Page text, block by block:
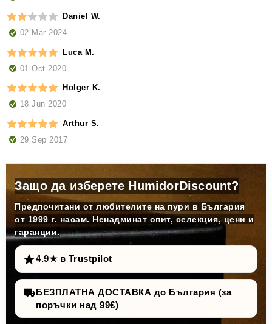
Daniel W.
02 Mar 2024
Luca M.
01 Oct 2020
Holger K.
18 Jun 2020
Arthur S.
29 Sep 2017
Защо да изберете HumidorDiscount?
Предпочитани от любителите на пури в България
от 1999 г. насам. Ненадминат опит, селекция, цени и
гаранции.
4.9★ в Trustpilot
БЕЗПЛАТНА ДОСТАВКА до България (за
поръчки над 99€)